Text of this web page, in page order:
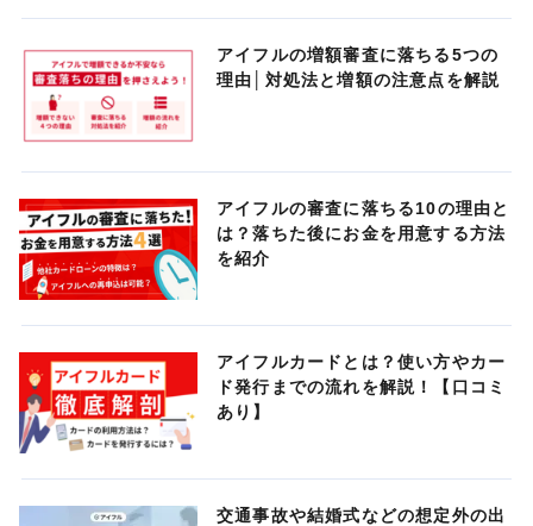
アイフルの増額審査に落ちる5つの
理由│対処法と増額の注意点を解説
アイフルの審査に落ちる10の理由と
は？落ちた後にお金を用意する方法
を紹介
アイフルカードとは？使い方やカー
ド発行までの流れを解説！【口コミ
あり】
交通事故や結婚式などの想定外の出